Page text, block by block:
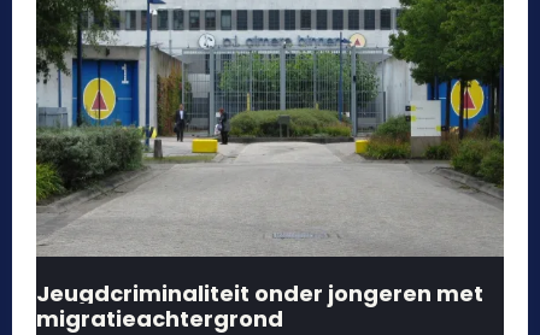
Jeugdcriminaliteit onder jongeren met
migratieachtergrond